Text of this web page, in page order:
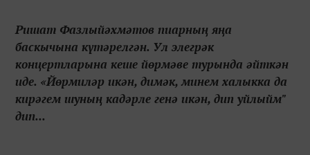
Ришат Фазлыйәхмәтов пиарның яңа
баскычына күтәрелгән. Ул элегрәк
концертларына кеше йөрмәве турында әйткән
иде. «Йөрмиләр икән, димәк, минем халыкка да
кирәгем шуның кадәрле генә икән, дип уйлыйм"
дип...